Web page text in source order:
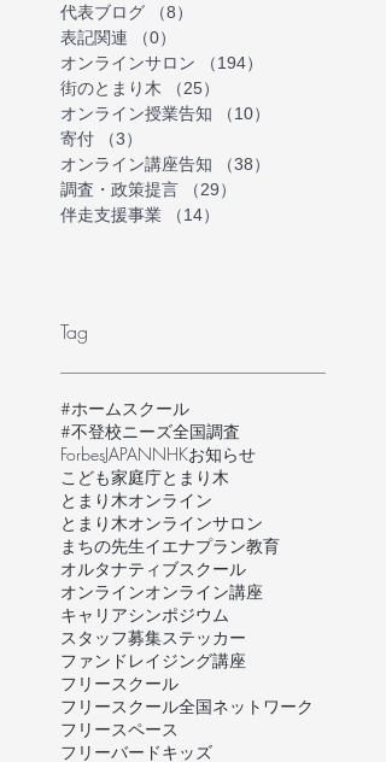
代表ブログ
（8）
表記関連
（0）
オンラインサロン
（194）
街のとまり木
（25）
オンライン授業告知
（10）
寄付
（3）
オンライン講座告知
（38）
調査・政策提言
（29）
伴走支援事業
（14）
Tag
#ホームスクール
#不登校ニーズ全国調査
ForbesJAPANNHKお知らせ
こども家庭庁とまり木
とまり木オンライン
とまり木オンラインサロン
まちの先生イエナプラン教育
オルタナティブスクール
オンラインオンライン講座
キャリアシンポジウム
スタッフ募集ステッカー
ファンドレイジング講座
フリースクール
フリースクール全国ネットワーク
フリースペース
フリーバードキッズ